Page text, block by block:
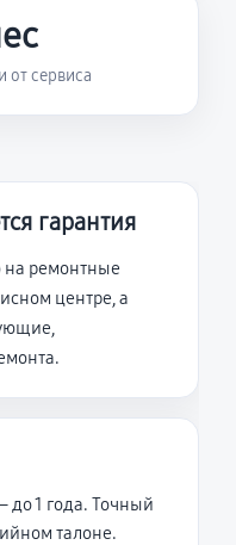
от сервиса
гарантия
на ремонтные
центре, а
1 года. Точный
талоне.